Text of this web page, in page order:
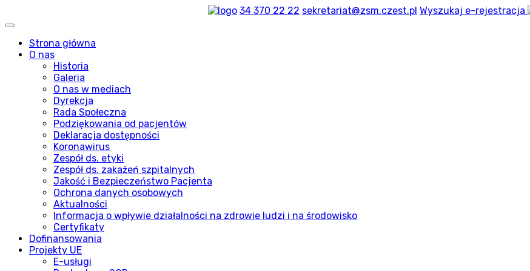
34 370 22 22 sekretariat@zsm.czest.pl Wyszukaj e-rejestracja
Strona główna
O nas
Historia
Galeria
O nas w mediach
Dyrekcja
Rada Społeczna
Podziękowania od pacjentów
Deklaracja dostępności
Koronawirus
Zespół ds. etyki
Zespół ds. zakażeń szpitalnych
Jakość i Bezpieczeństwo Pacjenta
Ochrona danych osobowych
Aktualności
Informacja o wpływie działalności na zdrowie ludzi i na środowisko
Certyfikaty
Dofinansowania
Projekty UE
E-usługi